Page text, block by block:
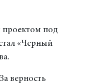
под
«Черный
верность